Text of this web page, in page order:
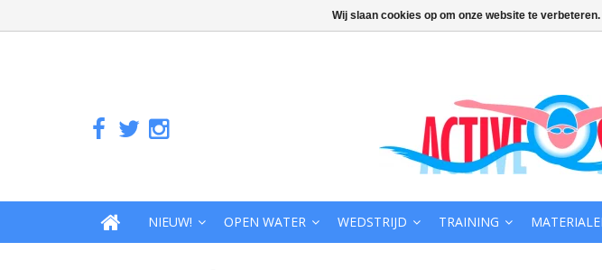
NIEUW! OPEN WATER WEDSTRIJD TRAINING
Wij slaan cookies op om onze website te